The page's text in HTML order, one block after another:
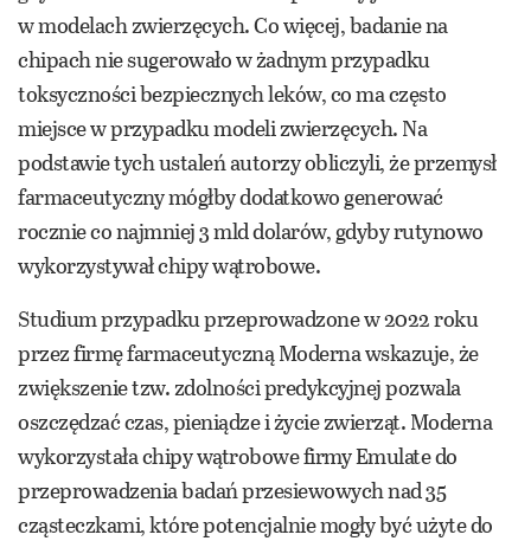
w modelach zwierzęcych. Co więcej, badanie na
chipach nie sugerowało w żadnym przypadku
toksyczności bezpiecznych leków, co ma często
miejsce w przypadku modeli zwierzęcych. Na
podstawie tych ustaleń autorzy obliczyli, że przemysł
farmaceutyczny mógłby dodatkowo generować
rocznie co najmniej 3 mld dolarów, gdyby rutynowo
wykorzystywał chipy wątrobowe.
Studium przypadku przeprowadzone w 2022 roku
przez firmę farmaceutyczną Moderna wskazuje, że
zwiększenie tzw. zdolności predykcyjnej pozwala
oszczędzać czas, pieniądze i życie zwierząt. Moderna
wykorzystała chipy wątrobowe firmy Emulate do
przeprowadzenia badań przesiewowych nad 35
cząsteczkami, które potencjalnie mogły być użyte do